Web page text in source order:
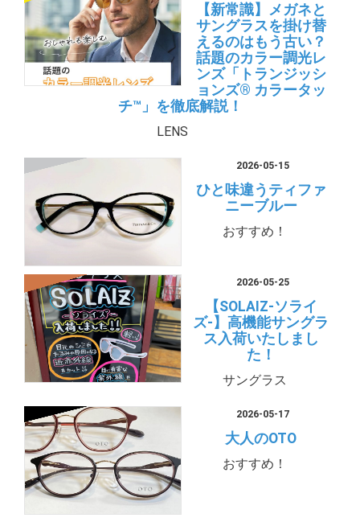
【新常識】メガネと
サングラスを掛け替
えるのはもう古い？
話題のカラー調光レ
ンズ「トランジッシ
ョンズ® カラータッ
チ™」を徹底解説！
LENS
2026-05-15
ひと味違うティファ
ニーブルー
おすすめ！
2026-05-25
【SOLAIZ-ソライ
ズ-】高機能サングラ
ス入荷いたしまし
た！
サングラス
2026-05-17
大人のOTO
おすすめ！